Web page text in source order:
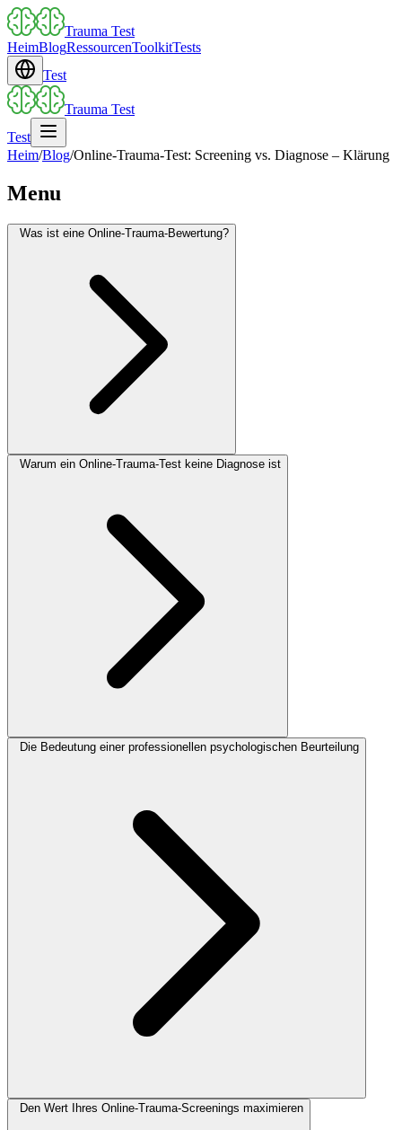
Trauma Test
HeimBlogRessourcenToolkitTests
Test
Trauma Test
Test
Heim/Blog/Online-Trauma-Test: Screening vs. Diagnose – Klärung
Menu
Was ist eine Online-Trauma-Bewertung?
Warum ein Online-Trauma-Test keine Diagnose ist
Die Bedeutung einer professionellen psychologischen Beurteilung
Den Wert Ihres Online-Trauma-Screenings maximieren